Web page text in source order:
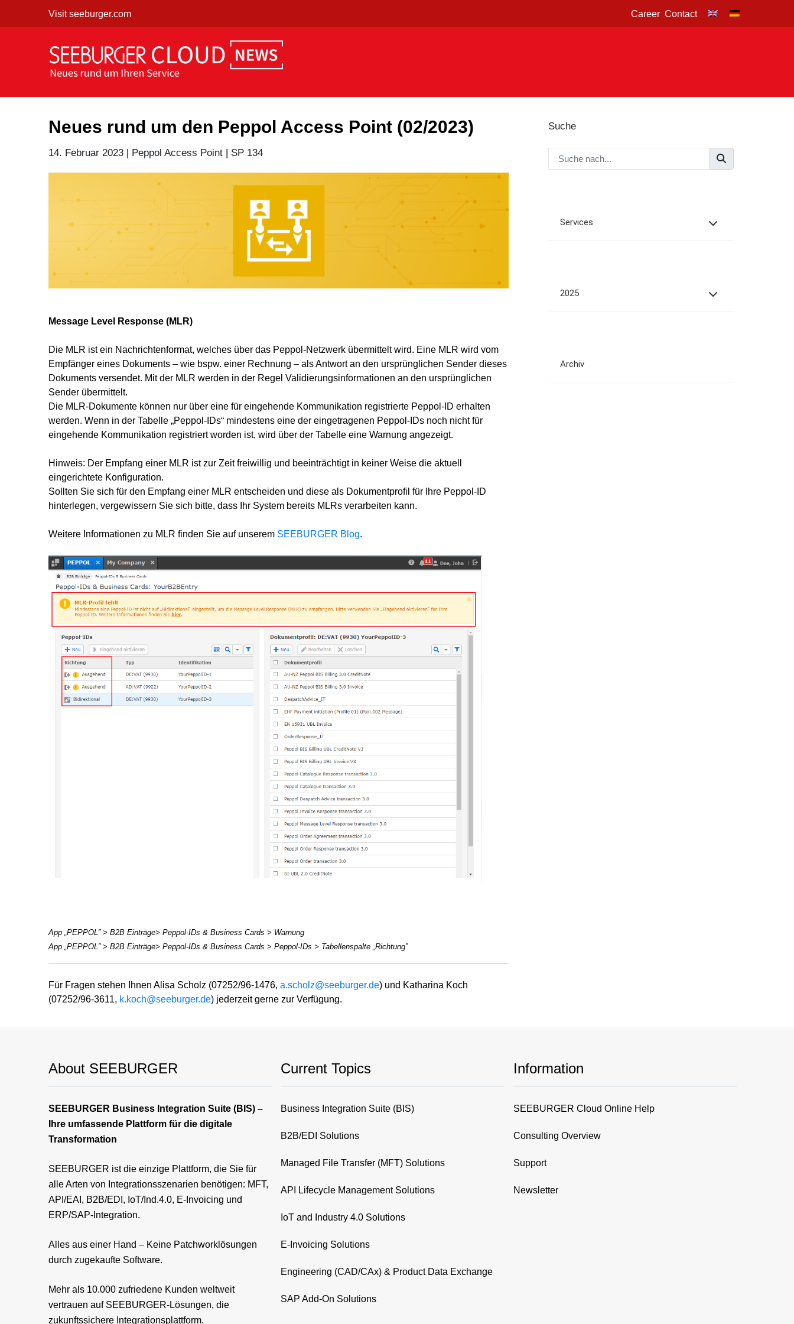
Visit seeburger.com Career Contact
Neues rund um den Peppol Access Point (02/2023)
14. Februar 2023 | Peppol Access Point | SP 134
Message Level Response (MLR)
Die MLR ist ein Nachrichtenformat, welches über das Peppol-Netzwerk übermittelt wird. Eine MLR wird vom
Empfänger eines Dokuments – wie bspw. einer Rechnung – als Antwort an den ursprünglichen Sender dieses
Dokuments versendet. Mit der MLR werden in der Regel Validierungsinformationen an den ursprünglichen
Sender übermittelt.
Die MLR-Dokumente können nur über eine für eingehende Kommunikation registrierte Peppol-ID erhalten
werden. Wenn in der Tabelle „Peppol-IDs“ mindestens eine der eingetragenen Peppol-IDs noch nicht für
eingehende Kommunikation registriert worden ist, wird über der Tabelle eine Warnung angezeigt.
Hinweis: Der Empfang einer MLR ist zur Zeit freiwillig und beeinträchtigt in keiner Weise die aktuell
eingerichtete Konfiguration.
Sollten Sie sich für den Empfang einer MLR entscheiden und diese als Dokumentprofil für Ihre Peppol-ID
hinterlegen, vergewissern Sie sich bitte, dass Ihr System bereits MLRs verarbeiten kann.
Weitere Informationen zu MLR finden Sie auf unserem SEEBURGER Blog.
App „PEPPOL” > B2B Einträge> Peppol-IDs & Business Cards > Warnung
App „PEPPOL” > B2B Einträge> Peppol-IDs & Business Cards > Peppol-IDs > Tabellenspalte „Richtung”
Für Fragen stehen Ihnen Alisa Scholz (07252/96-1476, a.scholz@seeburger.de) und Katharina Koch
(07252/96-3611, k.koch@seeburger.de) jederzeit gerne zur Verfügung.
Suche
Services
2025
Archiv
About SEEBURGER
SEEBURGER Business Integration Suite (BIS) –
Ihre umfassende Plattform für die digitale
Transformation
SEEBURGER ist die einzige Plattform, die Sie für
alle Arten von Integrationsszenarien benötigen: MFT,
API/EAI, B2B/EDI, IoT/Ind.4.0, E-Invoicing und
ERP/SAP-Integration.
Alles aus einer Hand – Keine Patchworklösungen
durch zugekaufte Software.
Mehr als 10.000 zufriedene Kunden weltweit
vertrauen auf SEEBURGER-Lösungen, die
zukunftssichere Integrationsplattform.
Current Topics
Business Integration Suite (BIS)
B2B/EDI Solutions
Managed File Transfer (MFT) Solutions
API Lifecycle Management Solutions
IoT and Industry 4.0 Solutions
E-Invoicing Solutions
Engineering (CAD/CAx) & Product Data Exchange
SAP Add-On Solutions
Information
SEEBURGER Cloud Online Help
Consulting Overview
Support
Newsletter